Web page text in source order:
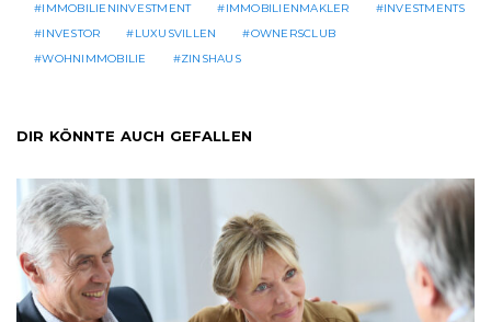
IMMOBILIENINVESTMENT
IMMOBILIENMAKLER
INVESTMENTS
INVESTOR
LUXUSVILLEN
OWNERSCLUB
WOHNIMMOBILIE
ZINSHAUS
DIR KÖNNTE AUCH GEFALLEN